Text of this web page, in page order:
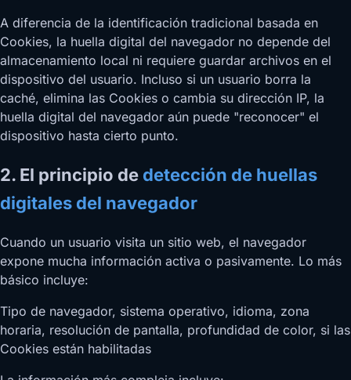
A diferencia de la identificación tradicional basada en
Cookies, la huella digital del navegador no depende del
almacenamiento local ni requiere guardar archivos en el
dispositivo del usuario. Incluso si un usuario borra la
caché, elimina las Cookies o cambia su dirección IP, la
huella digital del navegador aún puede "reconocer" el
dispositivo hasta cierto punto.
2. El principio de detección de huellas
digitales del navegador
Cuando un usuario visita un sitio web, el navegador
expone mucha información activa o pasivamente. Lo más
básico incluye:
Tipo de navegador, sistema operativo, idioma, zona
horaria, resolución de pantalla, profundidad de color, si las
Cookies están habilitadas